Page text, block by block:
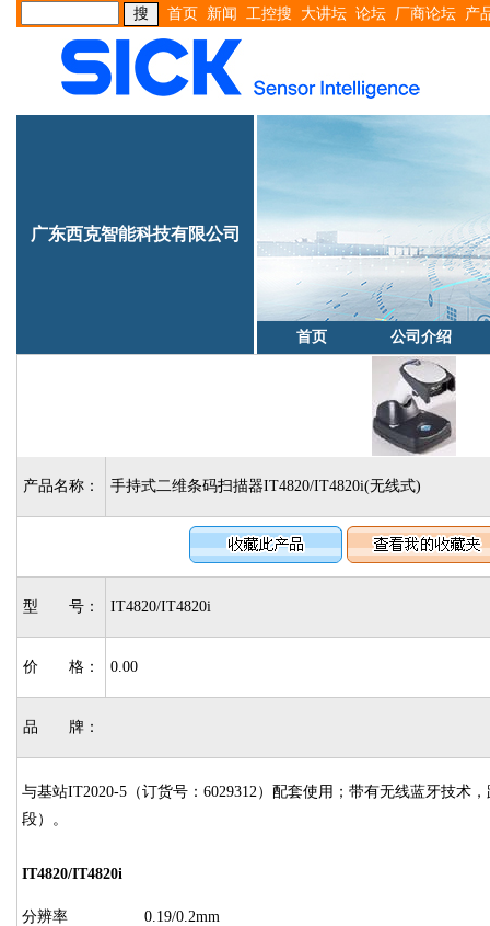
首页 新闻 工控搜 大讲坛 论坛 厂商论坛 产
广东西克智能科技有限公司
首页 公司介绍
产品名称： 手持式二维条码扫描器IT4820/IT4820i(无线式)
型 号： IT4820/IT4820i
价 格： 0.00
品 牌：
与基站IT2020-5（订货号：6029312）配套使用；带有无线蓝牙技术
段）。
IT4820/IT4820i
分辨率
0.19/0.2mm